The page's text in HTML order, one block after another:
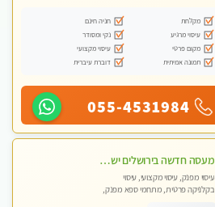
מקלחת
חניה חינם
עיסוי מרגיע
נקי ומסודר
מקום פרטי
עיסוי מקצועי
תמונה אמיתית
דוברת עיברית
055-4531984
מעסה חדשה בירושלים ישראלית צעירה ואיכותית לעיסוי מרגיע ומפנק VIP-מומלץ לחלוטין! פרטי! ​​​​​​ Highly recommended
עיסוי מפנק, עיסוי מקצועי, עיסוי
בקלניקה פרטית, מתחמי ספא מפנק,